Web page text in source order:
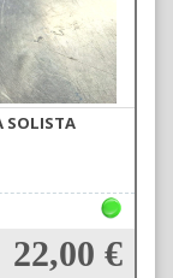
SOLISTA
22,00 €